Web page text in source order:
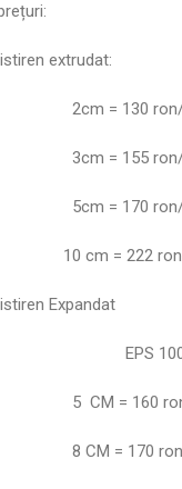
extrudat:
2cm = 130
3cm = 155
5cm = 170
10 cm = 222
Expandat
EPS
5 CM = 160
8 CM = 170